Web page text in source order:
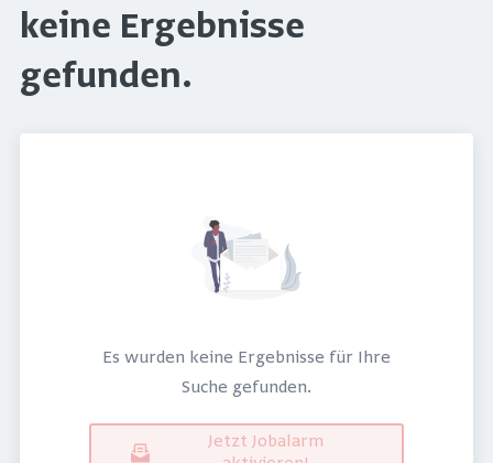
keine Ergebnisse
gefunden.
Es wurden keine Ergebnisse für Ihre
Suche gefunden.
Jetzt Jobalarm